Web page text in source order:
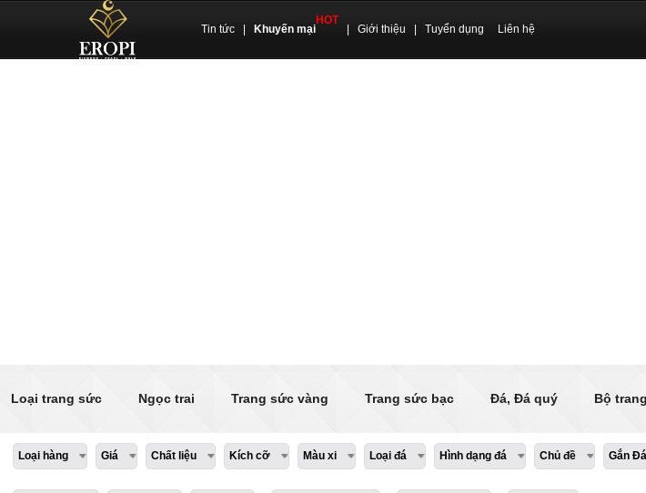
Tin tức Khuyến mại
HOT
Giới thiệu Tuyển dụng Liên hệ
Loại trang sức Ngọc trai Trang sức vàng Trang sức bạc Đá, Đá quý Bộ
Loại hàng Giá Chất liệu Kích cỡ Màu xi Loại đá Hình dạng đá Chủ đề Gắn